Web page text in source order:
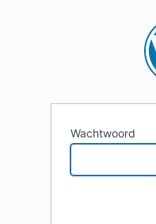
Wachtwoord